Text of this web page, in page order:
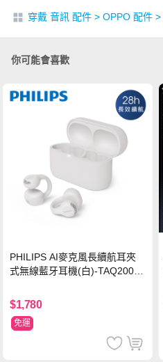
穿戴 音訊 配件 > OPPO 配件 >
你可能會喜歡
PHILIPS AI麥克風長續航耳夾
式無線藍牙耳機(白)-TAQ2000
$1,780
免運